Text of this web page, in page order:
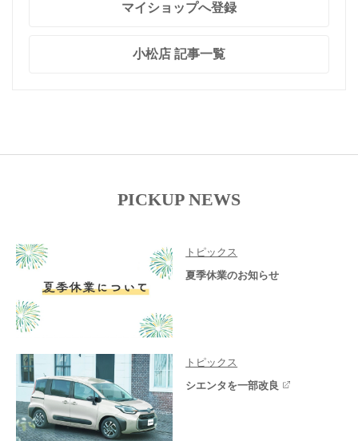
マイショップへ登録
小松店 記事一覧
PICKUP NEWS
トピックス
夏季休業のお知らせ
トピックス
シエンタを一部改良